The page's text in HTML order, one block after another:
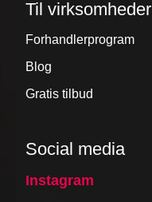
Til virksomheder
Forhandlerprogram
Blog
Gratis tilbud
Social media
Instagram